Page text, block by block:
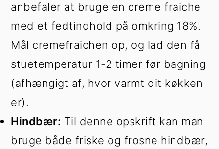
anbefaler at bruge en creme fraiche
med et fedtindhold på omkring 18%.
Mål cremefraichen op, og lad den få
stuetemperatur 1-2 timer før bagning
(afhængigt af, hvor varmt dit køkken
er).
Hindbær: Til denne opskrift kan man
bruge både friske og frosne hindbær,